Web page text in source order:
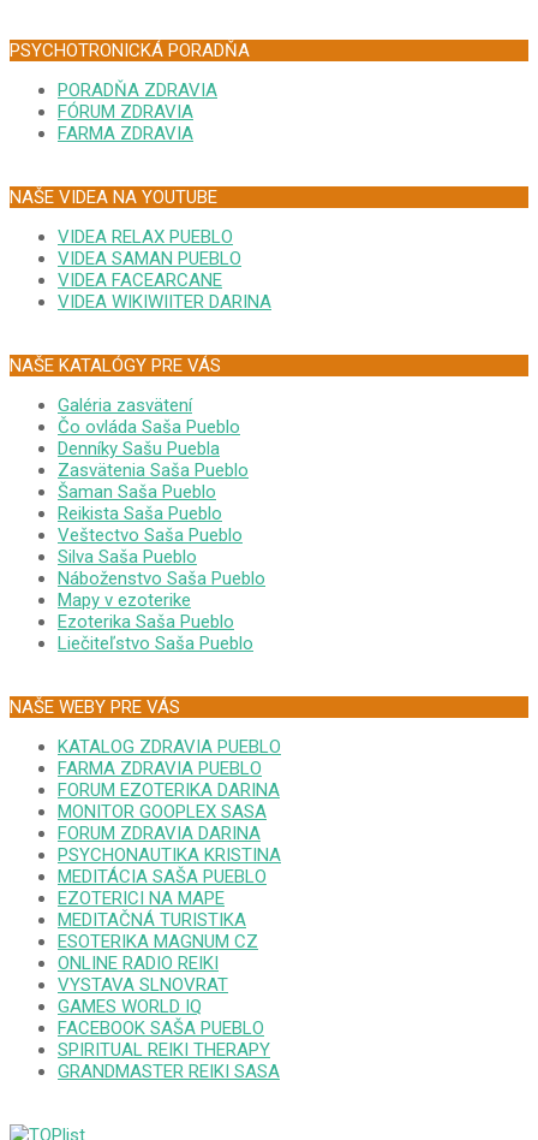
PSYCHOTRONICKÁ PORADŇA
PORADŇA ZDRAVIA
FÓRUM ZDRAVIA
FARMA ZDRAVIA
NAŠE VIDEA NA YOUTUBE
VIDEA RELAX PUEBLO
VIDEA SAMAN PUEBLO
VIDEA FACEARCANE
VIDEA WIKIWIITER DARINA
NAŠE KATALÓGY PRE VÁS
Galéria zasvätení
Čo ovláda Saša Pueblo
Denníky Sašu Puebla
Zasvätenia Saša Pueblo
Šaman Saša Pueblo
Reikista Saša Pueblo
Veštectvo Saša Pueblo
Silva Saša Pueblo
Náboženstvo Saša Pueblo
Mapy v ezoterike
Ezoterika Saša Pueblo
Liečiteľstvo Saša Pueblo
NAŠE WEBY PRE VÁS
KATALOG ZDRAVIA PUEBLO
FARMA ZDRAVIA PUEBLO
FORUM EZOTERIKA DARINA
MONITOR GOOPLEX SASA
FORUM ZDRAVIA DARINA
PSYCHONAUTIKA KRISTINA
MEDITÁCIA SAŠA PUEBLO
EZOTERICI NA MAPE
MEDITAČNÁ TURISTIKA
ESOTERIKA MAGNUM CZ
ONLINE RADIO REIKI
VYSTAVA SLNOVRAT
GAMES WORLD IQ
FACEBOOK SAŠA PUEBLO
SPIRITUAL REIKI THERAPY
GRANDMASTER REIKI SASA